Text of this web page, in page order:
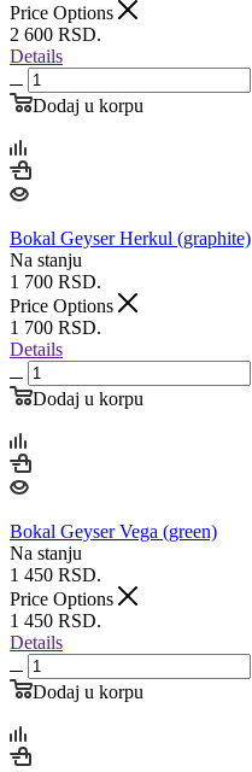
Price Options
2 600 RSD.
Details
Dodaj u korpu
Bokal Geyser Herkul (graphite)
Na stanju
1 700 RSD.
Price Options
1 700 RSD.
Details
Dodaj u korpu
Bokal Geyser Vega (green)
Na stanju
1 450 RSD.
Price Options
1 450 RSD.
Details
Dodaj u korpu